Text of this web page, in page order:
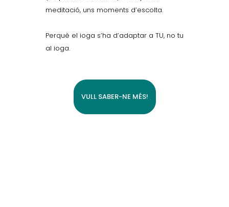
meditació, uns moments d’escolta.
Perquè el ioga s’ha d’adaptar a TU, no tu
al ioga.
VULL SABER-NE MÉS!